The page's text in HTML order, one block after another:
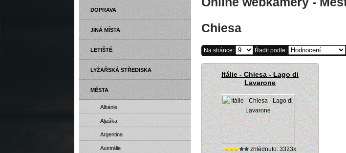
Chiesa
Na stránce: Řadit podle:
Itálie - Chiesa - Lago di
Lavarone
zhlédnuto: 3323x
DOPRAVA
JINÁ MÍSTA
LETIŠTĚ
LYŽAŘSKÁ STŘEDISKA
MĚSTA
Albánie
Aljaška
Argentina
Austrálie